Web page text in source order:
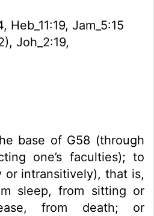
Heb_11:19, Jam_5:15
Joh_2:19,
base of G58 (through
one’s faculties); to
or intransitively), that is,
sleep, from sitting or
from death; or